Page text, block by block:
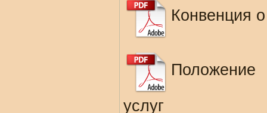
Конвенция
услуг